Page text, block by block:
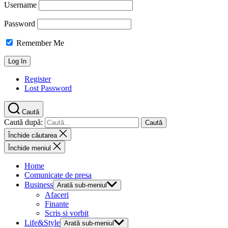
Username
Password
Remember Me
Register
Lost Password
Caută
Caută după:
Închide căutarea
Închide meniul
Home
Comunicate de presa
Business Arată sub-meniul
Afaceri
Finante
Scris si vorbit
Life&Style Arată sub-meniul